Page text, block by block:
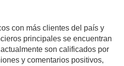
con más clientes del país y
principales se encuentran
son calificados por
y comentarios positivos,